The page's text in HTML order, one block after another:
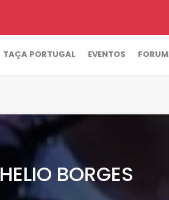
TAÇA PORTUGAL EVENTOS FORUM
HELIO BORGES